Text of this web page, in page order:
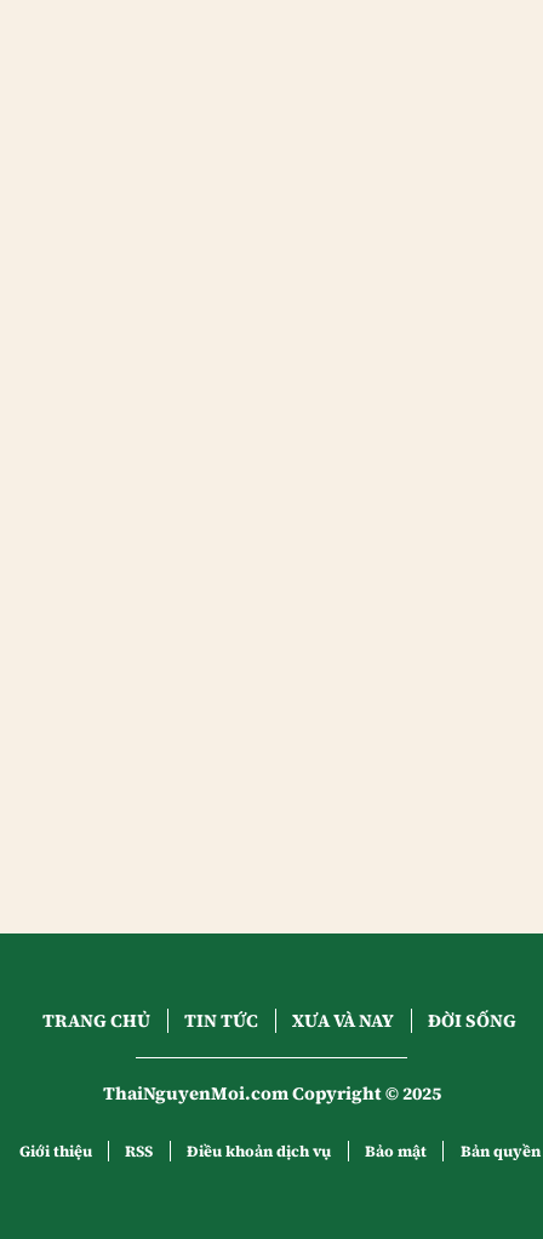
TRANG CHỦ TIN TỨC XƯA VÀ NAY ĐỜI SỐNG
ThaiNguyenMoi.com Copyright © 2025
Giới thiệu RSS Điều khoản dịch vụ Bảo mật Bản quyền